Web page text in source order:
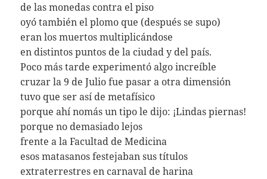
de las monedas contra el piso
oyó también el plomo que (después se supo)
eran los muertos multiplicándose
en distintos puntos de la ciudad y del país.
Poco más tarde experimentó algo increíble
cruzar la 9 de Julio fue pasar a otra dimensión
tuvo que ser así de metafísico
porque ahí nomás un tipo le dijo: ¡Lindas piernas!
porque no demasiado lejos
frente a la Facultad de Medicina
esos matasanos festejaban sus títulos
extraterrestres en carnaval de harina